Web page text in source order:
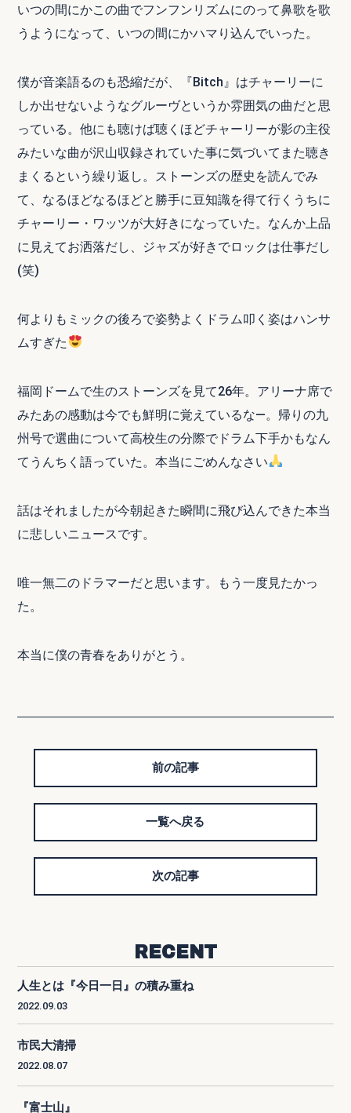
いつの間にかこの曲でフンフンリズムにのって鼻歌を歌
うようになって、いつの間にかハマり込んでいった。
僕が音楽語るのも恐縮だが、『Bitch』はチャーリーに
しか出せないようなグルーヴというか雰囲気の曲だと思
っている。他にも聴けば聴くほどチャーリーが影の主役
みたいな曲が沢山収録されていた事に気づいてまた聴き
まくるという繰り返し。ストーンズの歴史を読んでみ
て、なるほどなるほどと勝手に豆知識を得て行くうちに
チャーリー・ワッツが大好きになっていた。なんか上品
に見えてお洒落だし、ジャズが好きでロックは仕事だし
(笑)
何よりもミックの後ろで姿勢よくドラム叩く姿はハンサ
ムすぎた
福岡ドームで生のストーンズを見て26年。アリーナ席で
みたあの感動は今でも鮮明に覚えているな―。帰りの九
州号で選曲について高校生の分際でドラム下手かもなん
てうんちく語っていた。本当にごめんなさい
話はそれましたが今朝起きた瞬間に飛び込んできた本当
に悲しいニュースです。
唯一無二のドラマーだと思います。もう一度見たかっ
た。
本当に僕の青春をありがとう。
前の記事
一覧へ戻る
次の記事
RECENT
人生とは『今日一日』の積み重ね
2022.09.03
市民大清掃
2022.08.07
『富士山』